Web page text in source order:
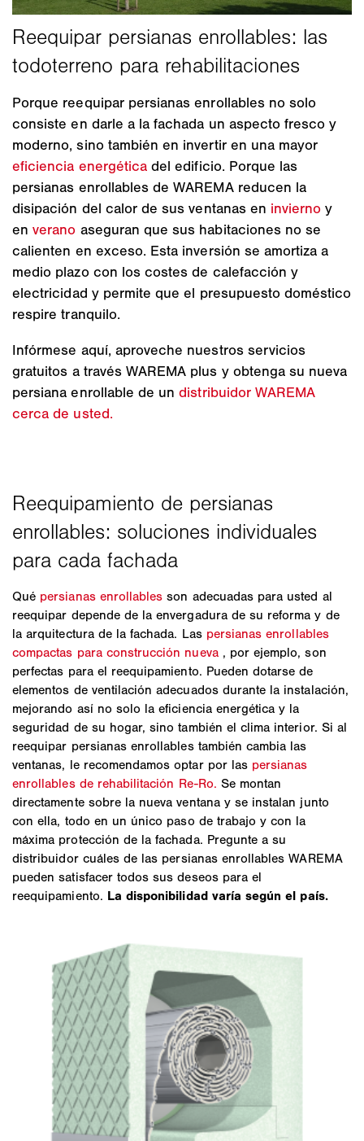
Porque reequipar persianas enrollables no solo
consiste en darle a la fachada un aspecto fresco y
moderno, sino también en invertir en una mayor
eficiencia energética del edificio. Porque las
persianas enrollables de WAREMA reducen la
disipación del calor de sus ventanas en invierno y
enverano aseguran que sus habitaciones no se
calienten en exceso. Esta inversión se amortiza a
medio plazo con los costes de calefacción y
electricidad y permite que el presupuesto doméstico
respire tranquilo.
Infórmese aquí, aproveche nuestros servicios
gratuitos a través WAREMA plus y obtenga su nueva
persiana enrollable de undistribuidor WAREMA
cerca de usted.
Qué persianas enrollables son adecuadas para usted al
reequipar depende de la envergadura de su reforma y de
la arquitectura de la fachada. Las persianas enrollables
compactas para construcción nueva, por ejemplo, son
perfectas para el reequipamiento. Pueden dotarse de
elementos de ventilación adecuados durante la instalación,
mejorando así no solo la eficiencia energética y la
seguridad de su hogar, sino también el clima interior. Si al
reequipar persianas enrollables también cambia las
ventanas, le recomendamos optar por las persianas
enrollables de rehabilitación Re-Ro. Se montan
directamente sobre la nueva ventana y se instalan junto
con ella, todo en un único paso de trabajo y con la
máxima protección de la fachada. Pregunte a su
distribuidor cuáles de las persianas enrollables WAREMA
pueden satisfacer todos sus deseos para el
reequipamiento. La disponibilidad varía según el país.